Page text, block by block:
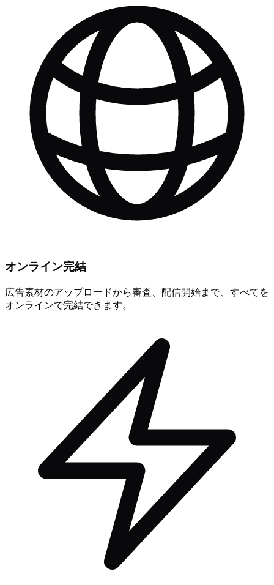
オンライン完結
広告素材のアップロードから審査、配信開始まで、すべてを
オンラインで完結できます。